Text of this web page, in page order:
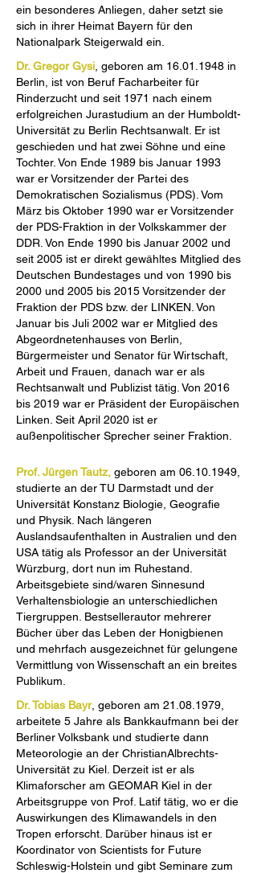
ein besonderes Anliegen, daher setzt sie
sich in ihrer Heimat Bayern für den
Nationalpark Steigerwald ein.
Dr. Gregor Gysi , geboren am 16.01.1948 in
Berlin, ist von Beruf Facharbeiter für
Rinderzucht und seit 1971 nach einem
erfolgreichen Jurastudium an der Humboldt-
Universität zu Berlin Rechtsanwalt. Er ist
geschieden und hat zwei Söhne und eine
Tochter. Von Ende 1989 bis Januar 1993
war er Vorsitzender der Partei des
Demokratischen Sozialismus (PDS). Vom
März bis Oktober 1990 war er Vorsitzender
der PDS-Fraktion in der Volkskammer der
DDR. Von Ende 1990 bis Januar 2002 und
seit 2005 ist er direkt gewähltes Mitglied des
Deutschen Bundestages und von 1990 bis
2000 und 2005 bis 2015 Vorsitzender der
Fraktion der PDS bzw. der LINKEN. Von
Januar bis Juli 2002 war er Mitglied des
Abgeordnetenhauses von Berlin,
Bürgermeister und Senator für Wirtschaft,
Arbeit und Frauen, danach war er als
Rechtsanwalt und Publizist tätig. Von 2016
bis 2019 war er Präsident der Europäischen
Linken. Seit April 2020 ist er
außenpolitischer Sprecher seiner Fraktion.
Prof. Jürgen Tautz, geboren am 06.10.1949
studierte an der TU Darmstadt und der
Universität Konstanz Biologie, Geografie
und Physik. Nach längeren
Auslandsaufenthalten in Australien und den
USA tätig als Professor an der Universität
Würzburg, dort nun im Ruhestand.
Arbeitsgebiete sind/waren Sinnesund
Verhaltensbiologie an unterschiedlichen
Tiergruppen. Bestsellerautor mehrerer
Bücher über das Leben der Honigbienen
und mehrfach ausgezeichnet für gelungene
Vermittlung von Wissenschaft an ein breites
Publikum.
Dr. Tobias Bayr, geboren am 21.08.1979
arbeitete 5 Jahre als Bankkaufmann bei der
Berliner Volksbank und studierte dann
Meteorologie an der ChristianAlbrechts-
Universität zu Kiel. Derzeit ist er als
Klimaforscher am GEOMAR Kiel in der
Arbeitsgruppe von Prof. Latif tätig, wo er die
Auswirkungen des Klimawandels in den
Tropen erforscht. Darüber hinaus ist er
Koordinator von Scientists for Future
Schleswig-Holstein und gibt Seminare zum